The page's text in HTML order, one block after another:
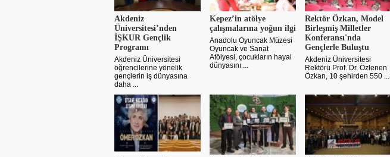
Akdeniz
Üniversitesi’nden
İŞKUR Gençlik
Programı
Akdeniz Üniversitesi
öğrencilerine yönelik
gençlerin iş dünyasına
daha ...
Kepez’in atölye
çalışmalarına yoğun ilgi
Anadolu Oyuncak Müzesi
Oyuncak ve Sanat
Atölyesi, çocukların hayal
dünyasını ...
Rektör Özkan, Model
Birleşmiş Milletler
Konferansı'nda
Gençlerle Buluştu
Akdeniz Üniversitesi
Rektörü Prof. Dr. Özlenen
Özkan, 10 şehirden 550 ...